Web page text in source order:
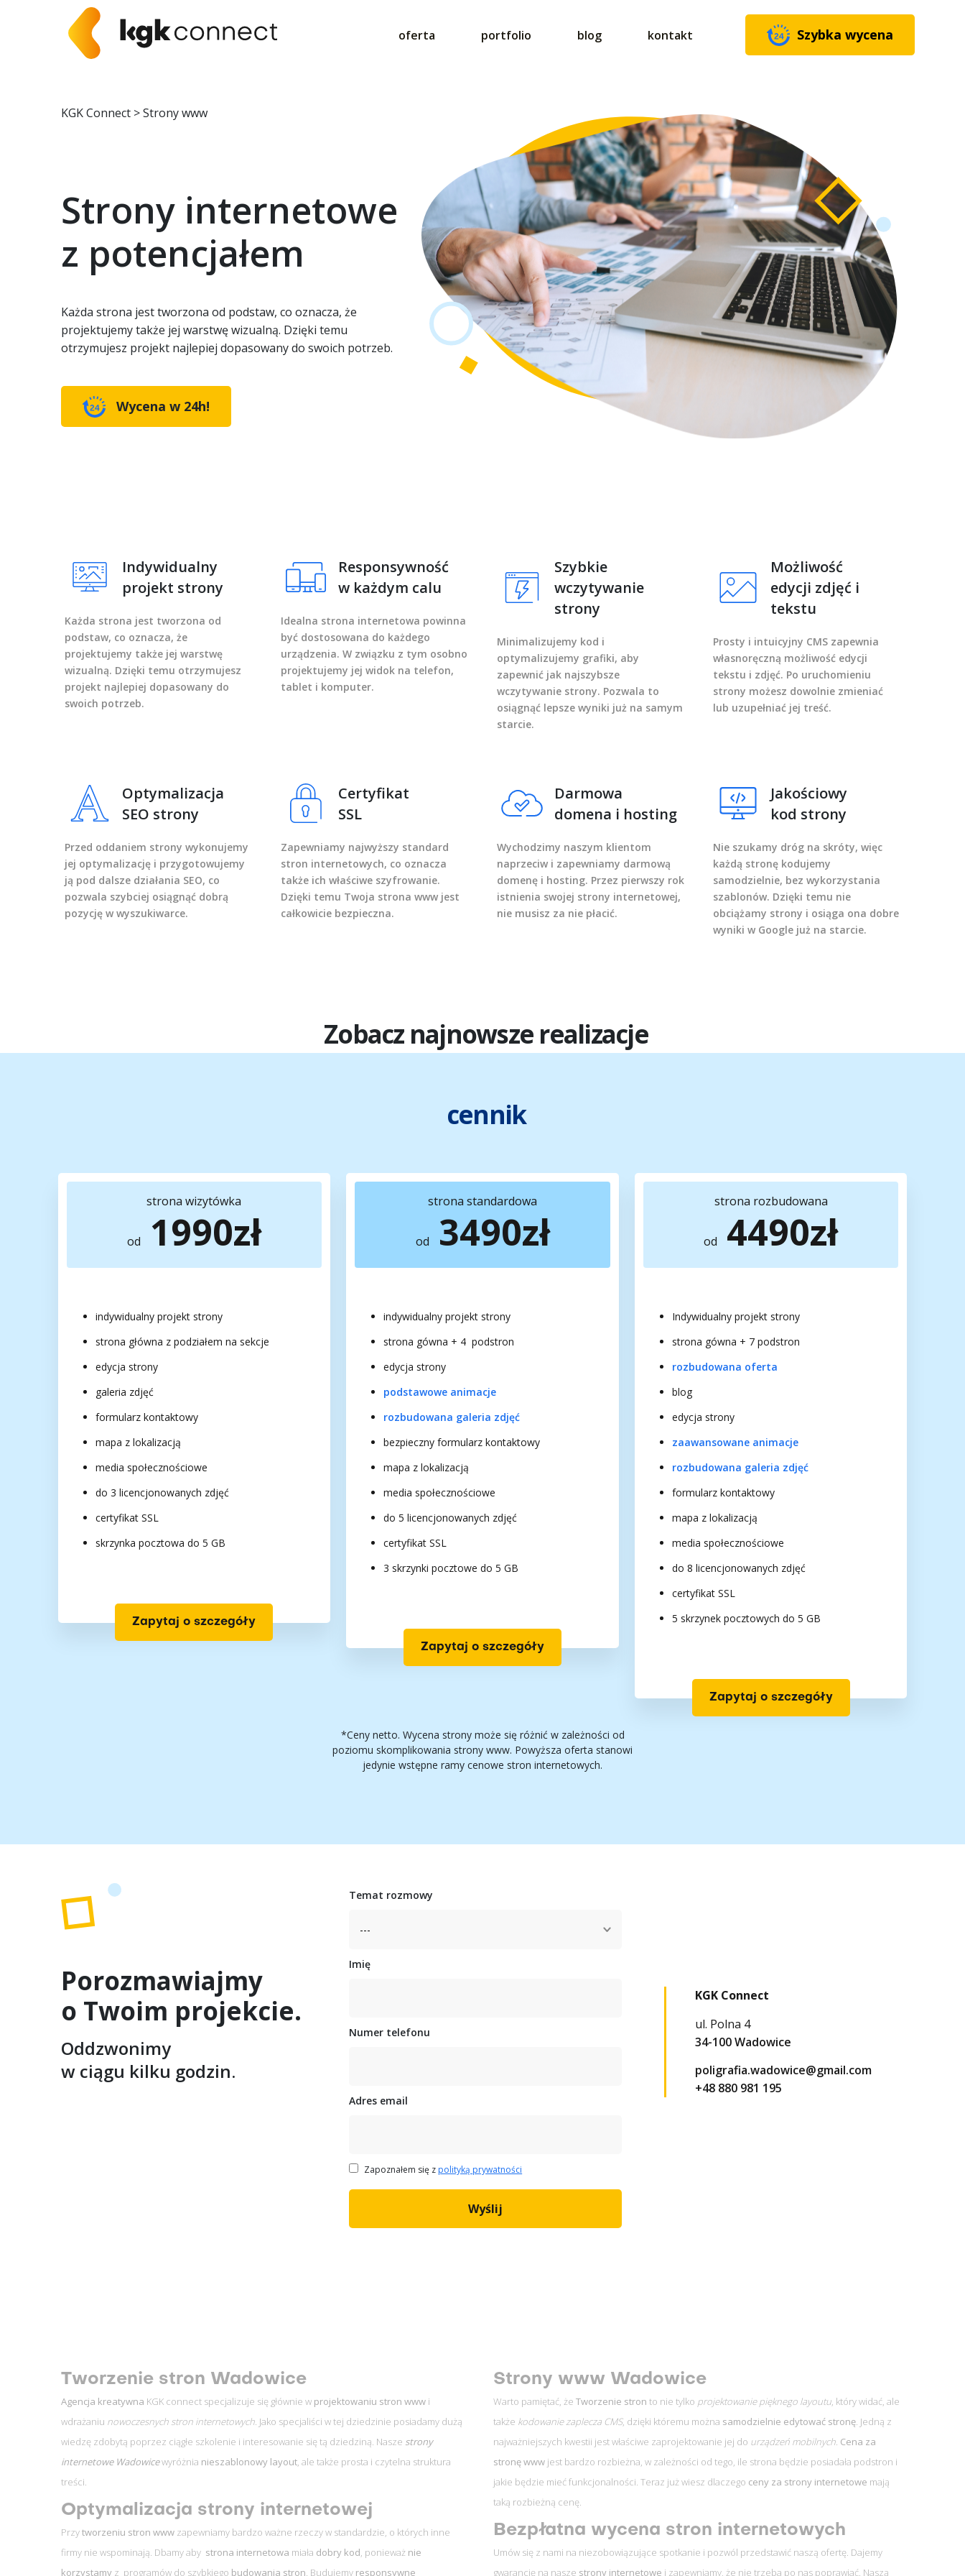
oferta portfolio blog kontakt Szybka wycena
KGK Connect>Strony www
Strony internetowe
z potencjałem
Każda strona jest tworzona od podstaw, co oznacza, że
projektujemy także jej warstwę wizualną. Dzięki temu
otrzymujesz projekt najlepiej dopasowany do swoich potrzeb.
Wycena w 24h!
Indywidualny
projekt strony
Każda strona jest tworzona od
podstaw, co oznacza, że
projektujemy także jej warstwę
wizualną. Dzięki temu otrzymujesz
projekt najlepiej dopasowany do
swoich potrzeb.
Responsywność
w każdym calu
Idealna strona internetowa powinna
być dostosowana do każdego
urządzenia. W związku z tym osobno
projektujemy jej widok na telefon,
tablet i komputer.
Szybkie
wczytywanie
strony
Minimalizujemy kod i
optymalizujemy grafiki, aby
zapewnić jak najszybsze
wczytywanie strony. Pozwala to
osiągnąć lepsze wyniki już na samym
starcie.
Możliwość
edycji zdjęć i
tekstu
Prosty i intuicyjny CMS zapewnia
własnoręczną możliwość edycji
tekstu i zdjęć. Po uruchomieniu
strony możesz dowolnie zmieniać
lub uzupełniać jej treść.
Optymalizacja
SEO strony
Przed oddaniem strony wykonujemy
jej optymalizację i przygotowujemy
ją pod dalsze działania SEO, co
pozwala szybciej osiągnąć dobrą
pozycję w wyszukiwarce.
Certyfikat
SSL
Zapewniamy najwyższy standard
stron internetowych, co oznacza
także ich właściwe szyfrowanie.
Dzięki temu Twoja strona www jest
całkowicie bezpieczna.
Darmowa
domena i hosting
Wychodzimy naszym klientom
naprzeciw i zapewniamy darmową
domenę i hosting. Przez pierwszy rok
istnienia swojej strony internetowej,
nie musisz za nie płacić.
Jakościowy
kod strony
Nie szukamy dróg na skróty, więc
każdą stronę kodujemy
samodzielnie, bez wykorzystania
szablonów. Dzięki temu nie
obciążamy strony i osiąga ona dobre
wyniki w Google już na starcie.
Zobacz najnowsze realizacje
cennik
stronawizytówka
od 1990zł
indywidualny projekt strony
strona główna z podziałem na sekcje
edycja strony
galeria zdjęć
formularz kontaktowy
mapa z lokalizacją
media społecznościowe
do 3 licencjonowanych zdjęć
certyfikat SSL
skrzynka pocztowa do 5 GB
Zapytaj o szczegóły
strona standardowa
od 3490zł
indywidualny projekt strony
strona gówna + 4 podstron
edycja strony
podstawowe animacje
rozbudowana galeria zdjęć
bezpieczny formularz kontaktowy
mapa z lokalizacją
media społecznościowe
do 5 licencjonowanych zdjęć
certyfikat SSL
3 skrzynki pocztowe do 5 GB
Zapytaj o szczegóły
strona rozbudowana
od 4490zł
Indywidualny projekt strony
strona gówna + 7 podstron
rozbudowana oferta
blog
edycja strony
zaawansowane animacje
rozbudowana galeria zdjęć
formularz kontaktowy
mapa z lokalizacją
media społecznościowe
do 8 licencjonowanych zdjęć
certyfikat SSL
5 skrzynek pocztowych do 5 GB
Zapytaj o szczegóły
*Ceny netto. Wycena strony może się różnić w zależności od
poziomu skomplikowania strony www. Powyższa oferta stanowi
jedynie wstępne ramy cenowe stron internetowych.
Porozmawiajmy
o Twoim projekcie.
Oddzwonimy
w ciągu kilku godzin.
Temat rozmowy
Imię
Numer telefonu
Adres email
Zapoznałem się z polityką prywatności
KGK Connect
ul. Polna 4
34-100 Wadowice
poligrafia.wadowice@gmail.com
+48 880 981 195
Tworzenie stron Wadowice
Agencja kreatywna KGK connect specjalizuje się głównie w projektowaniu stron wwwi
wdrażaniu nowoczesnych stron internetowych. Jako specjaliści w tej dziedzinie posiadamy dużą
wiedzę zdobytą poprzez ciągłe szkolenie i interesowanie się tą dziedziną. Nasze strony
internetowe Wadowicewyróżnia nieszablonowy layout, ale także prosta i czytelna struktura
treści.
Optymalizacja strony internetowej
Przytworzeniu stron wwwzapewniamy bardzo ważne rzeczy w standardzie, o których inne
firmy nie wspominają. Dbamy aby strona internetowa miała dobry kod, ponieważ nie
korzystamyz programów do szybkiego budowania stron. Budujemy responsywne
Strony www Wadowice
Warto pamiętać, że Tworzenie stron to nie tylko projektowanie pięknego layoutu, który widać, ale
także kodowanie zaplecza CMS, dzięki któremu można samodzielnie edytować stronę. Jedną z
najważniejszych kwestii jest właściwe zaprojektowanie jej do urządzeń mobilnych. Cena za
stronę www jest bardzo rozbieżna, w zależności od tego, ile strona będzie posiadała podstron i
jakie będzie mieć funkcjonalności. Teraz już wiesz dlaczego ceny za strony internetowe mają
taką rozbieżną cenę.
Bezpłatna wycena stron internetowych
Umów się z nami na niezobowiązujące spotkanie i pozwól przedstawić naszą ofertę. Dajemy
gwarancję na nasze strony internetowe i zapewniamy, że nie trzeba po nas poprawiać. Naszą